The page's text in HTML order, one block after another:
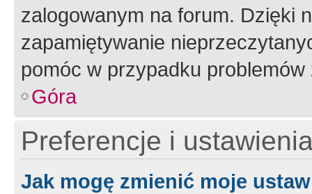
zalogowanym na forum. Dzięki
zapamiętywanie
pomóc w przypadku
Góra
Preferencje i
Jak mogę zmienić moje